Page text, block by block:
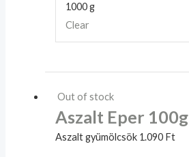
1000 g
Clear
Out of stock
Aszalt Eper 100g
Aszalt gyümölcsök 1.090 Ft